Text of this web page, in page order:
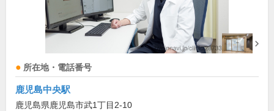
所在地・電話番号
鹿児島中央駅
鹿児島県鹿児島市武1丁目2-10